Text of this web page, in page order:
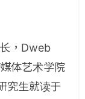
，Dweb
体艺术学院
究生就读于